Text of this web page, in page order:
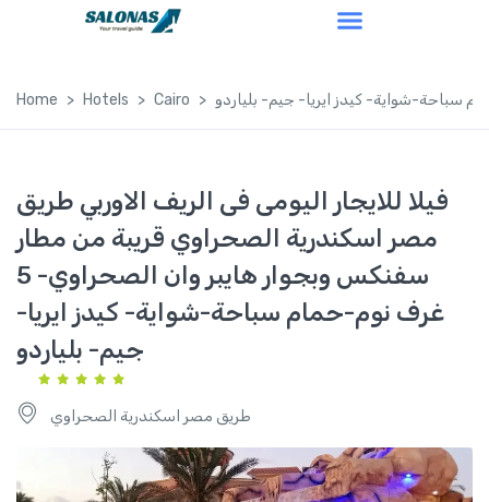
Home Hotels Cairo
فيلا للايجار اليومى فى الريف الاوربي طريق
مصر اسكندرية الصحراوي قريبة من مطار
سفنكس وبجوار هايبر وان الصحراوي- 5
غرف نوم-حمام سباحة-شواية- كيدز ايريا-
جيم- بلياردو
طريق مصر اسكندرية الصحراوي